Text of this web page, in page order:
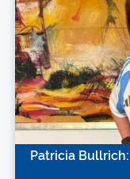
Patricia